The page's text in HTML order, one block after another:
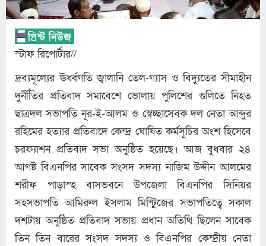
স্টাফ রিপোর্টার//
দ্রব্যমূল্যের ঊর্ধ্বগতি জ্বালানি তেল-গ্যাস ও বিদ্যুতের সীমাহীন
দুর্নীতির প্রতিবাদ সমাবেশে ভোলায় পুলিশের গুলিতে নিহত
ছাত্রদল সভাপতি নূর-ই-আলম ও স্বেচ্ছাসেবক দল নেতা আব্দুর
রহিমের হত্যার প্রতিবাদে কেন্দ্র ঘোষিত কর্মসূচির অংশ হিসেবে
চরফ্যাশন প্রতিবাদ সভা অনুষ্ঠিত হয়েছে। আজ বুধবার ২৪
আগষ্ট বিএনপির সাবেক সংসদ সদস্য নাজিম উদ্দীন আলমের
শরীফ পাড়াস্হ বাসভবনে উপজেলা বিএনপির সিনিয়র
সহসভাপতি আমিরুল ইসলাম মিন্টুিজের সভাপতিত্বে সকাল
দশটায় অনুষ্ঠিত প্রতিবাদ সভায় প্রধান অতিথি ছিলেন সাবেক
তিন তিন বারের সংসদ সদস্য ও বিএনপির কেন্দ্রীয় নেতা